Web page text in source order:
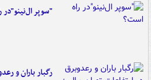
"سوپر ال‌نینو"در
رگبار باران و